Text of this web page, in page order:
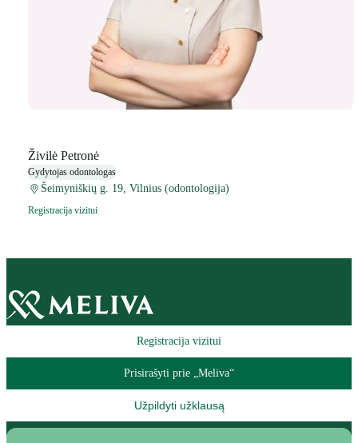
Živilė Petronė
Gydytojas odontologas
Šeimyniškių g. 19, Vilnius (odontologija)
Registracija vizitui
Registracija vizitui
Prisirašyti prie „Meliva“
Užpildyti užklausą